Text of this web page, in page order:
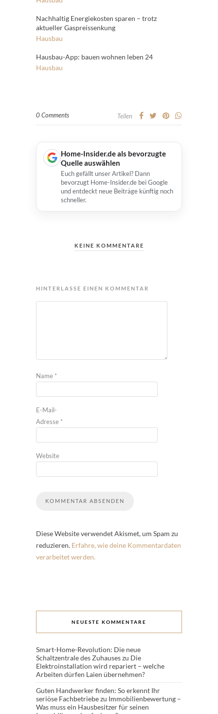
Nachhaltig Energiekosten sparen – trotz
aktueller Gaspreissenkung
Hausbau
Hausbau-App: bauen wohnen leben 24
Hausbau
0 Comments Teilen
Home-Insider.de als bevorzugte
Quelle auswählen
Euch gefällt unser Artikel? Dann
bevorzugt Home-Insider.de bei Google
und entdeckt neue Beiträge künftig noch
schneller.
KEINE KOMMENTARE
HINTERLASSE EINEN KOMMENTAR
Name *
E-Mail-
Adresse *
Website
Diese Website verwendet Akismet, um Spam zu
reduzieren. Erfahre, wie deine Kommentardaten
verarbeitet werden.
NEUESTE KOMMENTARE
Smart-Home-Revolution: Die neue
Schaltzentrale des Zuhauseszu Die
Elektroinstallation wird repariert – welche
Arbeiten dürfen Laien übernehmen?
Guten Handwerker finden: So erkennt Ihr
seriöse Fachbetriebezu Immobilienbewertung –
Was muss ein Hausbesitzer für seinen